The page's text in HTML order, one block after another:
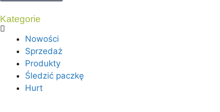
Kategorie
Nowości
Sprzedaż
Produkty
Śledzić paczkę
Hurt